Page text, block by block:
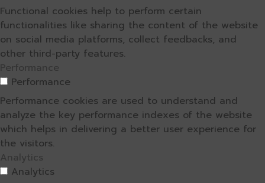
Functional cookies help to perform certain
functionalities like sharing the content of the website
on social media platforms, collect feedbacks, and
other third-party features.
Performance
Performance
Performance cookies are used to understand and
analyze the key performance indexes of the website
which helps in delivering a better user experience for
the visitors.
Analytics
Analytics